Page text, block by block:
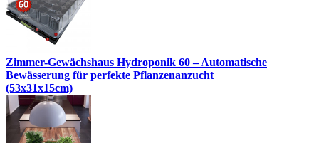
Zimmer-Gewächshaus Hydroponik 60 – Automatische
Bewässerung für perfekte Pflanzenanzucht
(53x31x15cm)